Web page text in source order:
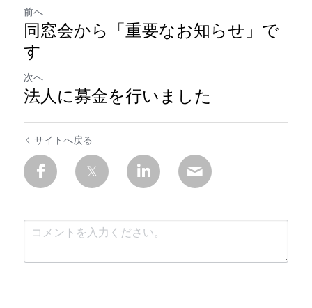
前へ
同窓会から「重要なお知らせ」で
す
次へ
法人に募金を行いました
サイトへ戻る